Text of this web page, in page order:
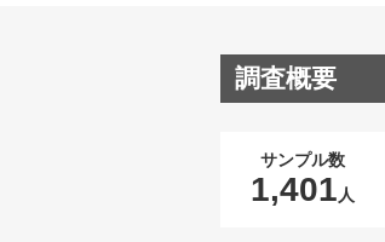
調査概要
サンプル数
1,401 人